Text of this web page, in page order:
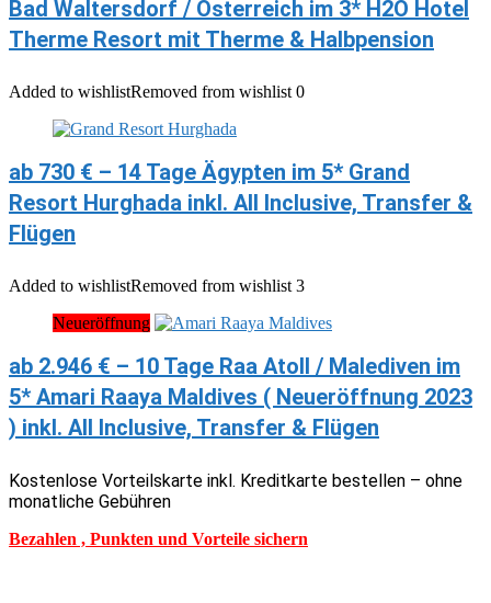
Bad Waltersdorf / Österreich im 3* H2O Hotel
Therme Resort mit Therme & Halbpension
Added to wishlistRemoved from wishlist 0
ab 730 € – 14 Tage Ägypten im 5* Grand
Resort Hurghada inkl. All Inclusive, Transfer &
Flügen
Added to wishlistRemoved from wishlist 3
Neueröffnung
ab 2.946 € – 10 Tage Raa Atoll / Malediven im
5* Amari Raaya Maldives ( Neueröffnung 2023
) inkl. All Inclusive, Transfer & Flügen
Kostenlose Vorteilskarte inkl. Kreditkarte bestellen – ohne
monatliche Gebühren
Bezahlen , Punkten und Vorteile sichern